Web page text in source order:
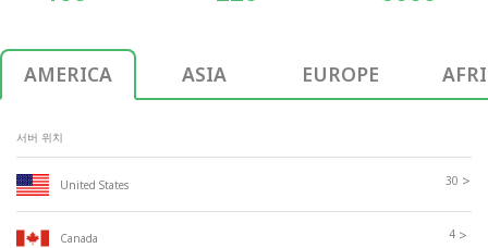
AMERICA ASIA EUROPE
서버 위치
United States 30 >
Canada 4 >